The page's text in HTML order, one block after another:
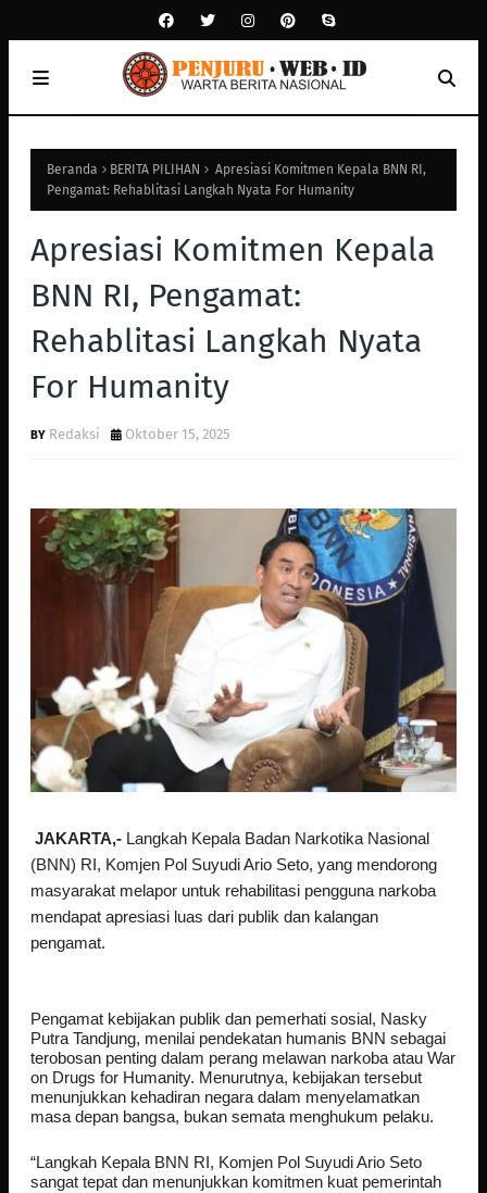
Beranda BERITA PILIHAN
Apresiasi Komitmen Kepala BNN RI,
Pengamat: Rehablitasi Langkah Nyata For Humanity
Apresiasi Komitmen Kepala
BNN RI, Pengamat:
Rehablitasi Langkah Nyata
For Humanity
Redaksi Oktober 15, 2025
JAKARTA,- Langkah Kepala Badan Narkotika Nasional
(BNN) RI, Komjen Pol Suyudi Ario Seto, yang mendorong
masyarakat melapor untuk rehabilitasi pengguna narkoba
mendapat apresiasi luas dari publik dan kalangan
pengamat.
Pengamat kebijakan publik dan pemerhati sosial, Nasky
Putra Tandjung, menilai pendekatan humanis BNN sebagai
terobosan penting dalam perang melawan narkoba atau War
on Drugs for Humanity. Menurutnya, kebijakan tersebut
menunjukkan kehadiran negara dalam menyelamatkan
masa depan bangsa, bukan semata menghukum pelaku.
“Langkah Kepala BNN RI, Komjen Pol Suyudi Ario Seto
sangat tepat dan menunjukkan komitmen kuat pemerintah